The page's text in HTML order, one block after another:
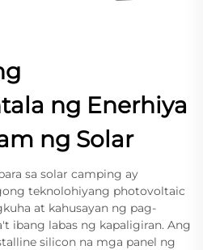
ng Enerhiya
ng Solar
sa solar camping ay
teknolohiyang photovoltaic
at kahusayan ng pag-
ibang labas ng kapaligiran. Ang
silicon na mga panel ng